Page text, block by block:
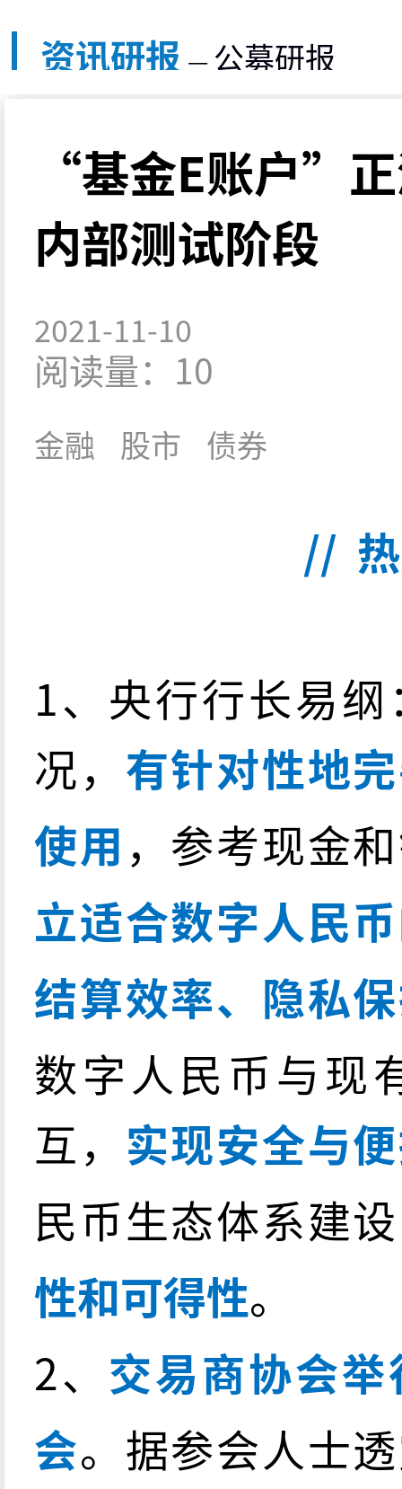
资讯研报 — 公募研报
“基金E账户”
内部测试阶段
2021-11-10
阅读量：10
金融 股市 债券
//
1、央行行长易
况， 有针对性地
使用 ，参考现金
立适合数字人民
结算效率、隐私
数字人民币与现
互， 实现安全与
民币生态体系建
性和可得性。
2、 交易商协会
会。据参会人士